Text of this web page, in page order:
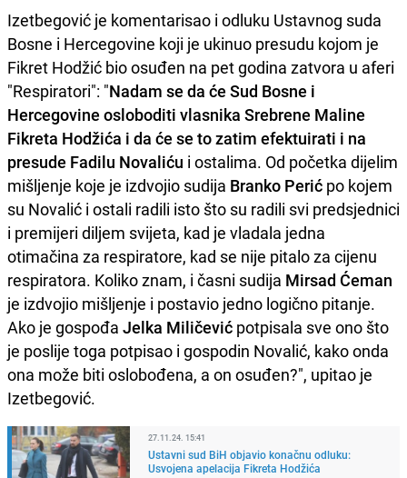
Izetbegović je komentarisao i odluku Ustavnog suda
Bosne i Hercegovine koji je ukinuo presudu kojom je
Fikret Hodžić bio osuđen na pet godina zatvora u aferi
"Respiratori": "Nadam se da će Sud Bosne i
Hercegovine osloboditi vlasnika Srebrene Maline
Fikreta Hodžića i da će se to zatim efektuirati i na
presude Fadilu Novaliću i ostalima. Od početka dijelim
mišljenje koje je izdvojio sudija Branko Perić po kojem
su Novalić i ostali radili isto što su radili svi predsjednici
i premijeri diljem svijeta, kad je vladala jedna
otimačina za respiratore, kad se nije pitalo za cijenu
respiratora. Koliko znam, i časni sudija Mirsad Ćeman
je izdvojio mišljenje i postavio jedno logično pitanje.
Ako je gospođa Jelka Miličević potpisala sve ono što
je poslije toga potpisao i gospodin Novalić, kako onda
ona može biti oslobođena, a on osuđen?", upitao je
Izetbegović.
27.11.24. 15:41
Ustavni sud BiH objavio konačnu odluku:
Usvojena apelacija Fikreta Hodžića